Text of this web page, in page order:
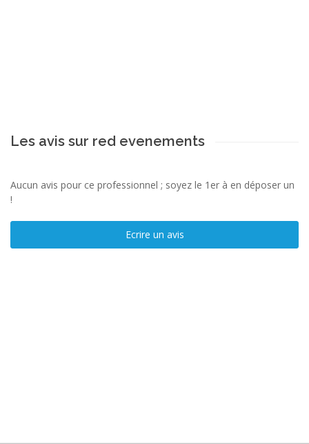
Les avis sur red evenements
Aucun avis pour ce professionnel ; soyez le 1er à en déposer un
!
Ecrire un avis